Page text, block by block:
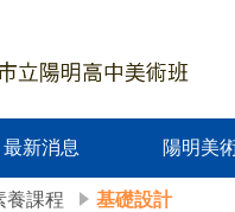
最新消息 陽明美
養課程
基礎設計